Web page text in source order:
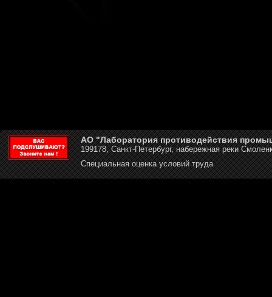
АО "Лаборатория противодействия
199178, Санкт-Петербург, набережная реки
Специальная оценка условий труда